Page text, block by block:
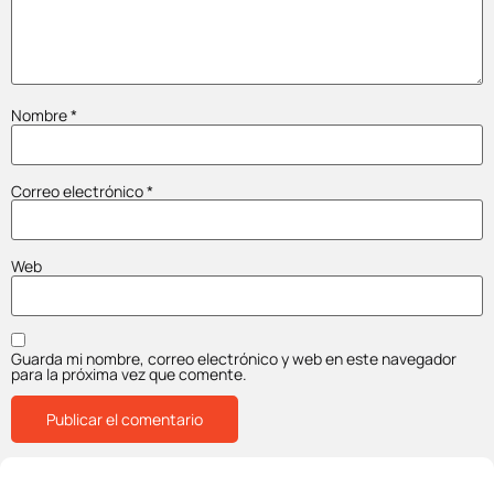
Nombre*
Correo electrónico*
Web
Guarda mi nombre, correo electrónico y web en este navegador
para la próxima vez que comente.